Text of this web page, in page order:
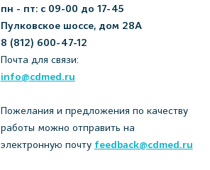
пн - пт: с 09-00 до 17-45
Пулковское шоссе, дом 28А
8 (812) 600-47-12
Почта для связи:
info@cdmed.ru
Пожелания и предложения по качеству
работы можно отправить на
электронную почту feedback@cdmed.ru